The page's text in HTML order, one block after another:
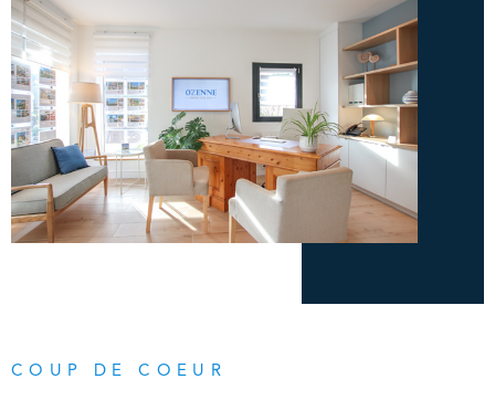
COUP DE COEUR